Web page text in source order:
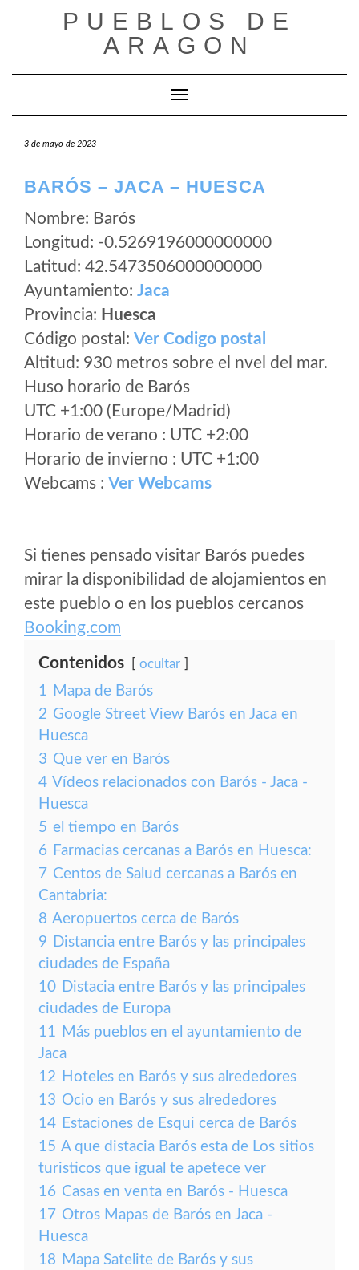
PUEBLOS DE
ARAGON
Cambiar modo de navegación
3 de mayo de 2023
BARÓS – JACA – HUESCA
Nombre: Barós
Longitud: -0.5269196000000000
Latitud: 42.5473506000000000
Ayuntamiento: Jaca
Provincia: Huesca
Código postal: Ver Codigo postal
Altitud: 930 metros sobre el nvel del mar.
Huso horario de Barós
UTC +1:00 (Europe/Madrid)
Horario de verano : UTC +2:00
Horario de invierno : UTC +1:00
Webcams : Ver Webcams
Si tienes pensado visitar Barós puedes
mirar la disponibilidad de alojamientos en
este pueblo o en los pueblos cercanos
Booking.com
Contenidos ocultar
1 Mapa de Barós
2 Google Street View Barós en Jaca en
Huesca
3 Que ver en Barós
4 Vídeos relacionados con Barós - Jaca -
Huesca
5 el tiempo en Barós
6 Farmacias cercanas a Barós en Huesca:
7 Centos de Salud cercanas a Barós en
Cantabria:
8 Aeropuertos cerca de Barós
9 Distancia entre Barós y las principales
ciudades de España
10 Distacia entre Barós y las principales
ciudades de Europa
11 Más pueblos en el ayuntamiento de
Jaca
12 Hoteles en Barós y sus alrededores
13 Ocio en Barós y sus alrededores
14 Estaciones de Esqui cerca de Barós
15 A que distacia Barós esta de Los sitios
turisticos que igual te apetece ver
16 Casas en venta en Barós - Huesca
17 Otros Mapas de Barós en Jaca -
Huesca
18 Mapa Satelite de Barós y sus